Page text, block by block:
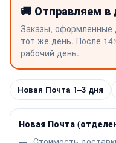
🚚 Отправляем в
Заказы, оформленные
тот же день. После
рабочий день.
Новая Почта 1–3 дня
Новая Почта